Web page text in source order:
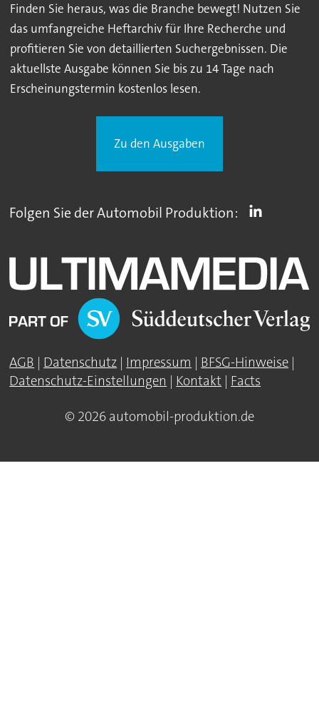
Finden Sie heraus, was die Branche bewegt! Nutzen Sie
das umfangreiche Heftarchiv für Ihre Recherche und
profitieren Sie von detaillierten Suchergebnissen. Die
aktuellste Ausgabe können Sie bis zu 14 Tage nach
Erscheinungstermin kostenlos lesen.
Zu den Ausgaben
Folgen Sie der Automobil Produktion:
AGB | Datenschutz | Impressum | BFSG-Hinweise |
Datenschutz-Einstellungen | Kontakt | Facts
© 2026 automobil-produktion.de